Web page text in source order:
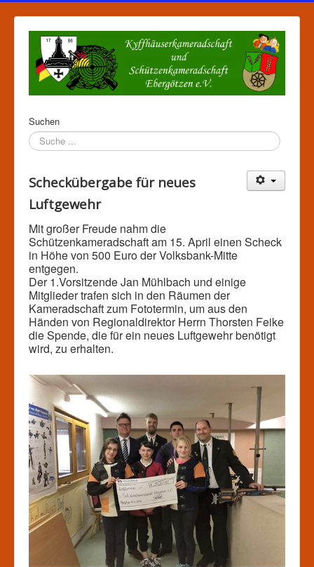
Suchen
Scheckübergabe für neues
Luftgewehr
Mit großer Freude nahm die
Schützenkameradschaft am 15. April einen Scheck
in Höhe von 500 Euro der Volksbank-Mitte
entgegen.
Der 1.Vorsitzende Jan Mühlbach und einige
Mitglieder trafen sich in den Räumen der
Kameradschaft zum Fototermin, um aus den
Händen von Regionaldirektor Herrn Thorsten Feike
die Spende, die für ein neues Luftgewehr benötigt
wird, zu erhalten.